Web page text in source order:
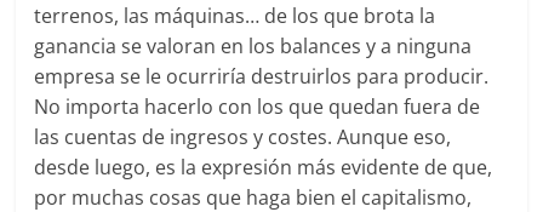
terrenos, las máquinas… de los que brota la
ganancia se valoran en los balances y a ninguna
empresa se le ocurriría destruirlos para producir.
No importa hacerlo con los que quedan fuera de
las cuentas de ingresos y costes. Aunque eso,
desde luego, es la expresión más evidente de que,
por muchas cosas que haga bien el capitalismo,